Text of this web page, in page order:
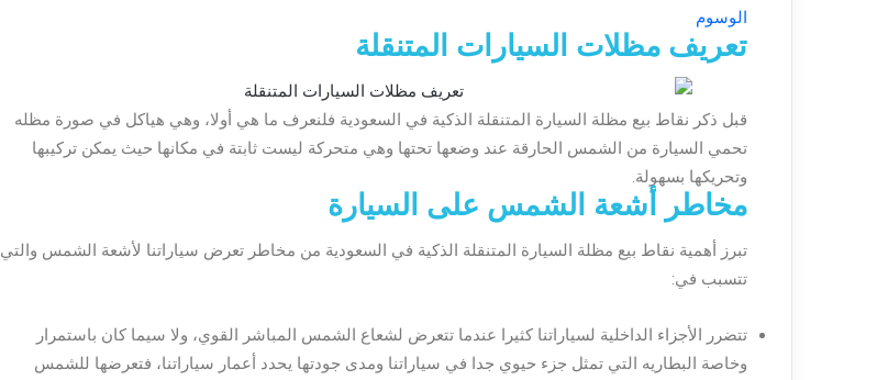
الوسوم
تعريف مظلات السيارات المتنقلة
قبل ذكر نقاط بيع مظلة السيارة المتنقلة الذكية في السعودية فلنعرف ما هي أولا، وهي هياكل في صورة مظله
تحمي السيارة من الشمس الحارقة عند وضعها تحتها وهي متحركة ليست ثابتة في مكانها حيث يمكن تركيبها
وتحريكها بسهولة.
مخاطر أشعة الشمس على السيارة
تبرز أهمية نقاط بيع مظلة السيارة المتنقلة الذكية في السعودية من مخاطر تعرض سياراتنا لأشعة الشمس والتي
تتسبب في:
تتضرر الأجزاء الداخلية لسياراتنا كثيرا عندما تتعرض لشعاع الشمس المباشر القوي، ولا سيما كان باستمرار
وخاصة البطاريه التي تمثل جزء حيوي جدا في سياراتنا ومدى جودتها يحدد أعمار سياراتنا، فتعرضها للشمس